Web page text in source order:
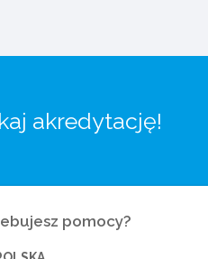
akredytację!
pomocy?